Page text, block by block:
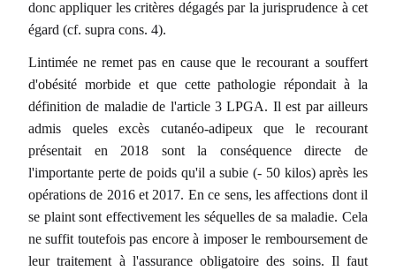
donc appliquer les critères dégagés par la jurisprudence à cet
égard (cf. supra cons. 4).
Lintimée ne remet pas en cause que le recourant a souffert
d'obésité morbide et que cette pathologie répondait à la
définition de maladie de l'article 3 LPGA. Il est par ailleurs
admis queles excès cutanéo-adipeux que le recourant
présentait en 2018 sont la conséquence directe de
l'importante perte de poids qu'il a subie (- 50 kilos) après les
opérations de 2016 et 2017. En ce sens, les affections dont il
se plaint sont effectivement les séquelles de sa maladie. Cela
ne suffit toutefois pas encore à imposer le remboursement de
leur traitement à l'assurance obligatoire des soins. Il faut